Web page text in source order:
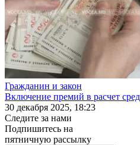
Гражданин и закон
Включение премий в расчет
30 декабря 2025, 18:23
Следите за нами
Подпишитесь на
пятничную рассылку